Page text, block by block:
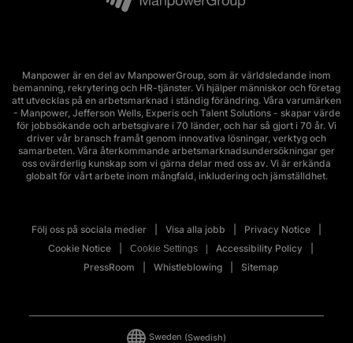
Manpower är en del av ManpowerGroup, som är världsledande inom
bemanning, rekrytering och HR-tjänster. Vi hjälper människor och företag
att utvecklas på en arbetsmarknad i ständig förändring. Våra varumärken
- Manpower, Jefferson Wells, Experis och Talent Solutions - skapar värde
för jobbsökande och arbetsgivare i 70 länder, och har så gjort i 70 år. Vi
driver vår bransch framåt genom innovativa lösningar, verktyg och
samarbeten. Våra återkommande arbetsmarknadsundersökningar ger
oss ovärderlig kunskap som vi gärna delar med oss av. Vi är erkända
globalt för vårt arbete inom mångfald, inkludering och jämställdhet.
Följ oss på sociala medier Visa alla jobb
Privacy Notice
Cookie Notice
Cookie Settings
Accessibility Policy
PressRoom
Whistleblowing Sitemap
Sweden (Swedish)